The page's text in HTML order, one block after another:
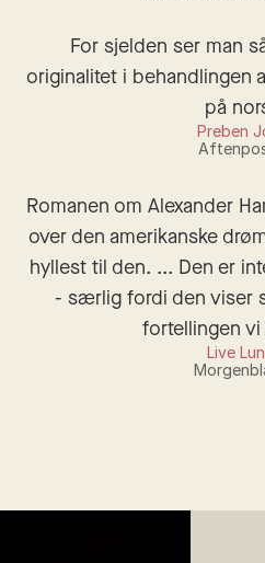
For sjelden ser man
originalitet i behandlingen
på
Preben
Romanen om Alexander
over den amerikanske
hyllest til den. ... Den er
- særlig fordi den viser
fortellingen
Live